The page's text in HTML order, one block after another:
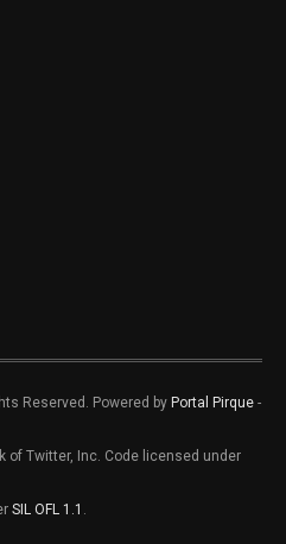
Reserved. Powered by Portal Pirque -
of Twitter, Inc. Code licensed under
SIL OFL 1.1 .